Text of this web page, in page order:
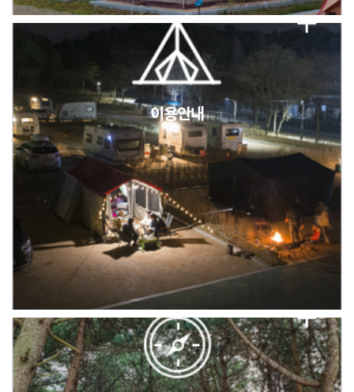
캠핑장(9월1일~6일) 미운영 공지
2026년 5월 캠핑장 안점 점검의 날 변경 안내
캠핑장(9월1일~6일) 미운영 공지
[6/1]전산시스템 점검 및 안정화에 따른 서비스 이용 제한 안내
이용안내